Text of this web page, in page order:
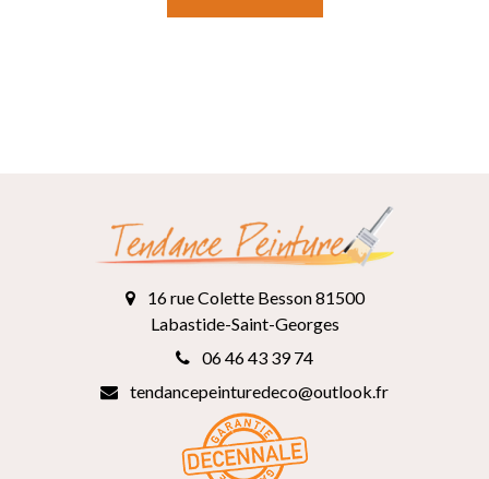
16 rue Colette Besson 81500
Labastide-Saint-Georges
06 46 43 39 74
tendancepeinturedeco@outlook.fr